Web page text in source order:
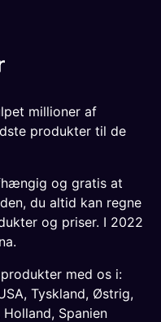
millioner af
produkter til de
og gratis at
du altid kan regne
og priser. I 2022
med os i:
, Tyskland, Østrig,
Holland, Spanien